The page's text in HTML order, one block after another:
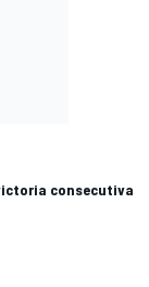
consecutiva